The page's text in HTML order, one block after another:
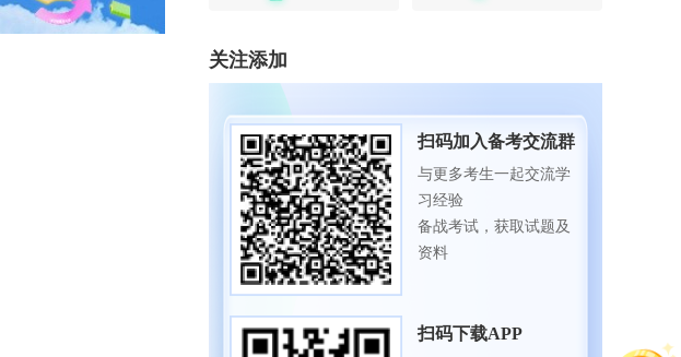
关注添加
扫码加入备考交流群
与更多考生一起交流学
习经验
备战考试，获取试题及
资料
扫码下载APP